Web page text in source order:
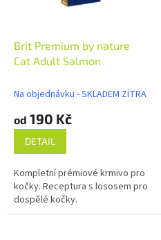
Brit Premium by nature
Cat Adult Salmon
Na objednávku - SKLADEM ZÍTRA
od 190 Kč
DETAIL
Kompletní prémiové krmivo pro
kočky. Receptura s lososem pro
dospělé kočky.